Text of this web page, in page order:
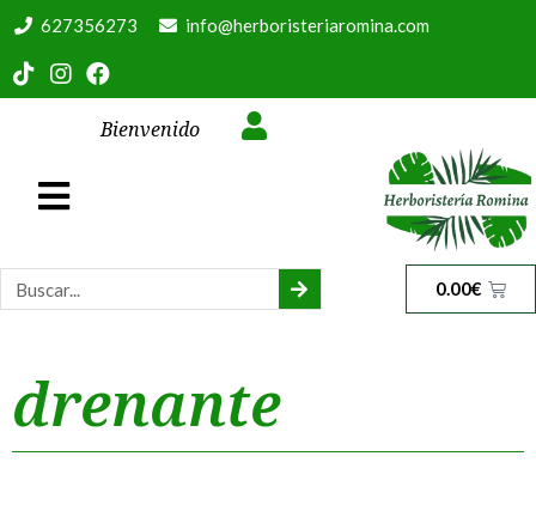
627356273 info@herboristeriaromina.com
Bienvenido
0.00€
drenante